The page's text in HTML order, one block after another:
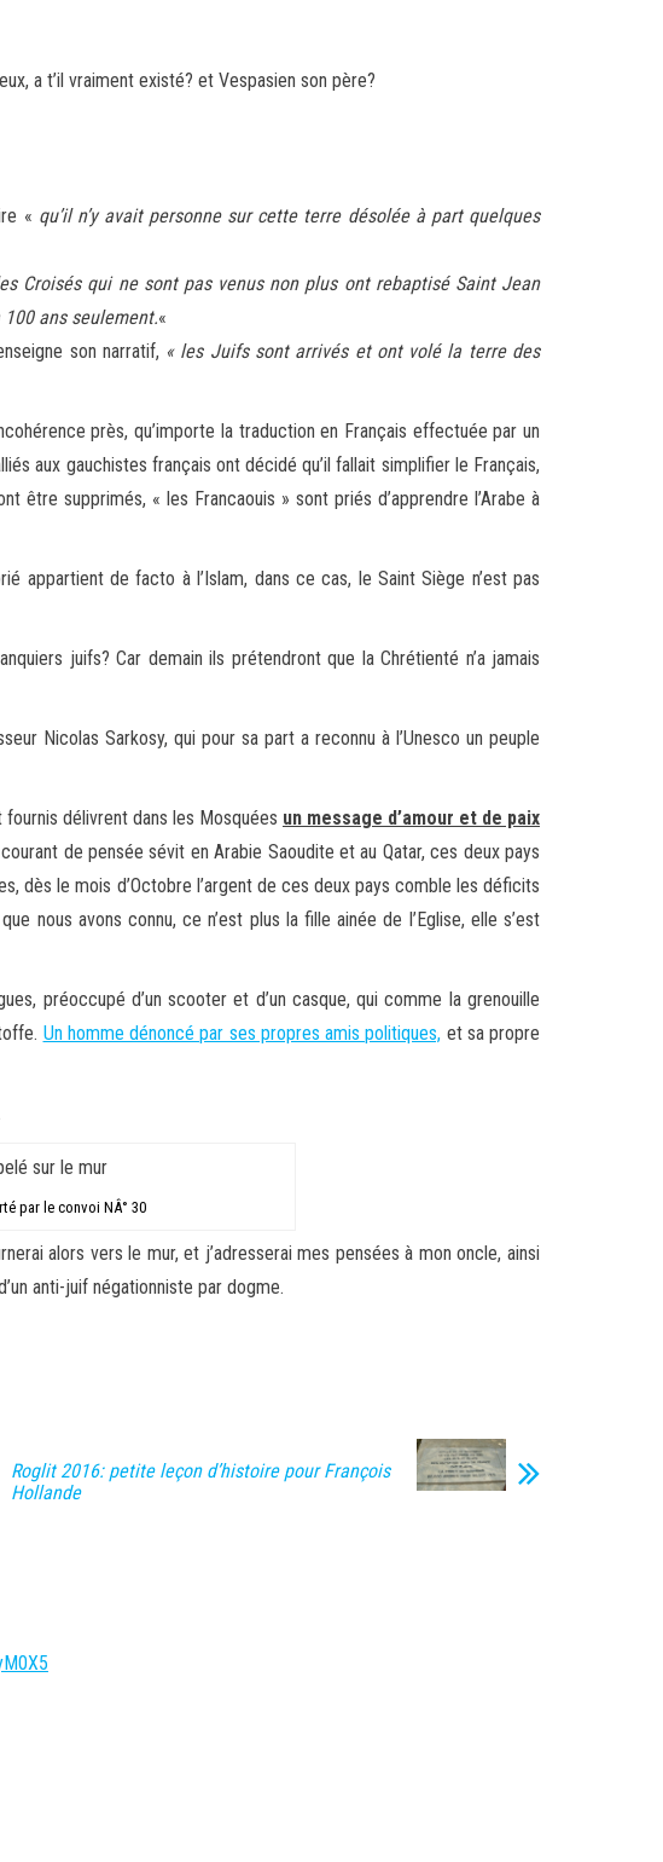
a t’il vraiment existé? et Vespasien son père?
« qu’il n’y avait personne sur cette terre désolée à part quelques
Croisés qui ne sont pas venus non plus ont rebaptisé Saint Jean
ans seulement.«
son narratif, « les Juifs sont arrivés et ont volé la terre des
près, qu’importe la traduction en Français effectuée par un
aux gauchistes français ont décidé qu’il fallait simplifier le Français,
être supprimés, « les Francaouis » sont priés d’apprendre l’Arabe à
appartient de facto à l’Islam, dans ce cas, le Saint Siège n’est pas
juifs? Car demain ils prétendront que la Chrétienté n’a jamais
Nicolas Sarkosy, qui pour sa part a reconnu à l’Unesco un peuple
fournis délivrent dans les Mosquées un message d’amour et de paix
de pensée sévit en Arabie Saoudite et au Qatar, ces deux pays
dès le mois d’Octobre l’argent de ces deux pays comble les déficits
nous avons connu, ce n’est plus la fille ainée de l’Eglise, elle s’est
préoccupé d’un scooter et d’un casque, qui comme la grenouille
Un homme dénoncé par ses propres amis politiques, et sa propre
par le convoi NÂ° 30
alors vers le mur, et j’adresserai mes pensées à mon oncle, ainsi
anti-juif négationniste par dogme.
Roglit 2016: petite leçon d’histoire pour François
Hollande